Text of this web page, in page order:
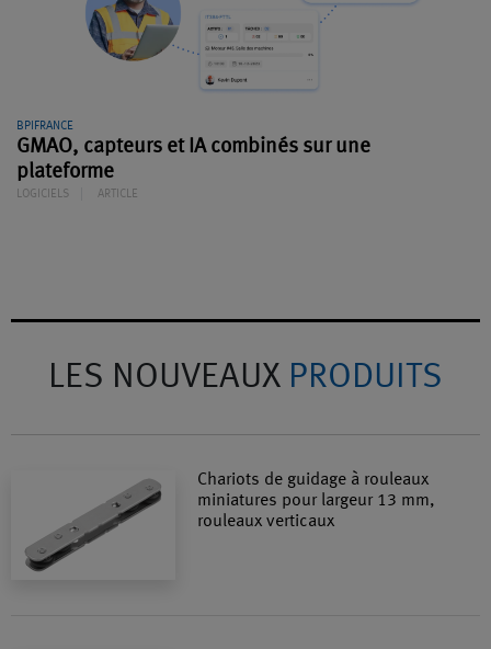
BPIFRANCE
GMAO, capteurs et IA combinés sur une
plateforme
LOGICIELS ARTICLE
LES NOUVEAUX PRODUITS
Chariots de guidage à rouleaux
miniatures pour largeur 13 mm,
rouleaux verticaux